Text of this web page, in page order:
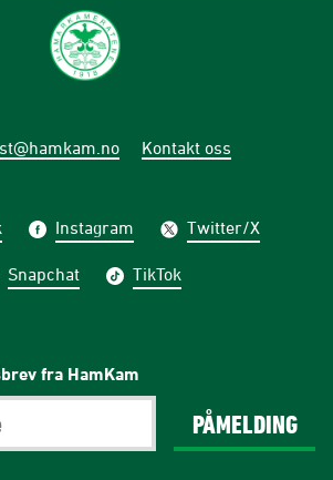
Kontakt oss
Instagram Twitter/X
Snapchat TikTok
fra HamKam
PÅMELDING